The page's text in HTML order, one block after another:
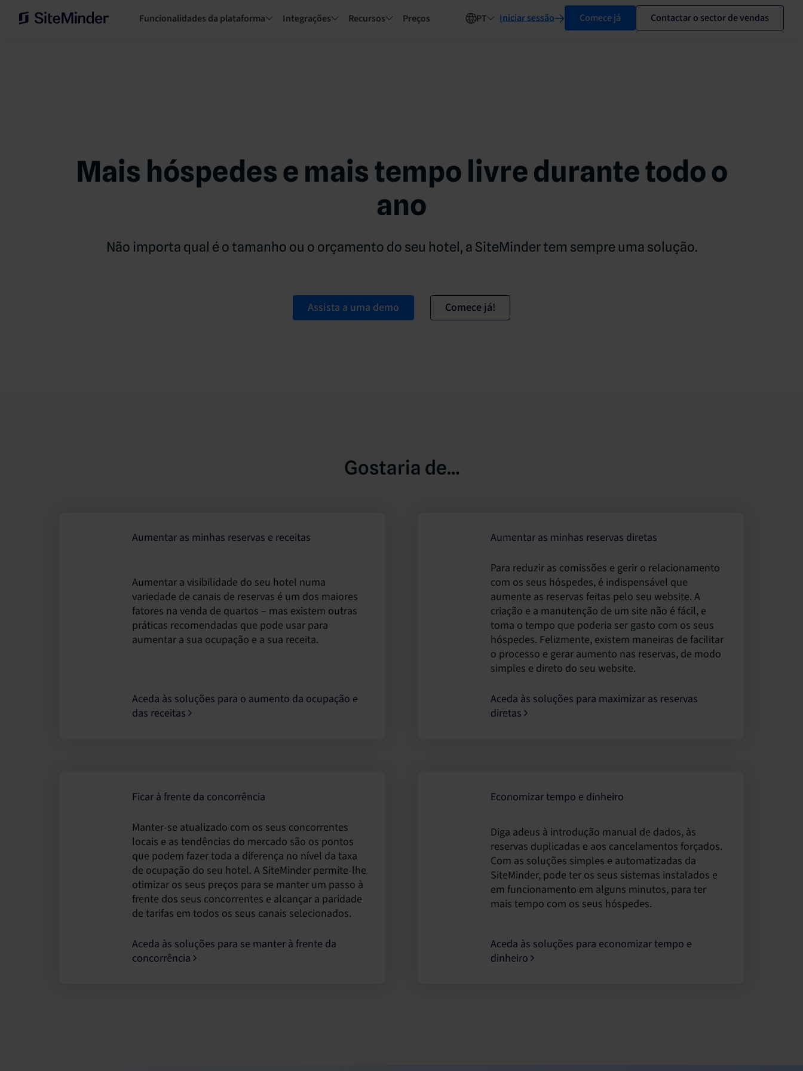
Funcionalidades da plataforma Integrações Recursos Preços PT Iniciar sessão Comece já Contactar o sector de vendas
Mais hóspedes e mais tempo livre durante todo o
ano
Não importa qual é o tamanho ou o orçamento do seu hotel, a SiteMinder tem sempre uma solução.
Assista a uma demo Comece já!
Gostaria de…
Aumentar as minhas reservas e receitas
Aumentar a visibilidade do seu hotel numa
variedade de canais de reservas é um dos maiores
fatores na venda de quartos – mas existem outras
práticas recomendadas que pode usar para
aumentar a sua ocupação e a sua receita.
Aceda às soluções para o aumento da ocupação e
das receitas
Aumentar as minhas reservas diretas
Para reduzir as comissões e gerir o relacionamento
com os seus hóspedes, é indispensável que
aumente as reservas feitas pelo seu website. A
criação e a manutenção de um site não é fácil, e
toma o tempo que poderia ser gasto com os seus
hóspedes. Felizmente, existem maneiras de facilitar
o processo e gerar aumento nas reservas, de modo
simples e direto do seu website.
Aceda às soluções para maximizar as reservas
diretas
Ficar à frente da concorrência
Manter-se atualizado com os seus concorrentes
locais e as tendências do mercado são os pontos
que podem fazer toda a diferença no nível da taxa
de ocupação do seu hotel. A SiteMinder permite-lhe
otimizar os seus preços para se manter um passo à
frente dos seus concorrentes e alcançar a paridade
de tarifas em todos os seus canais selecionados.
Aceda às soluções para se manter à frente da
concorrência
Economizar tempo e dinheiro
Diga adeus à introdução manual de dados, às
reservas duplicadas e aos cancelamentos forçados.
Com as soluções simples e automatizadas da
SiteMinder, pode ter os seus sistemas instalados e
em funcionamento em alguns minutos, para ter
mais tempo com os seus hóspedes.
Aceda às soluções para economizar tempo e
dinheiro